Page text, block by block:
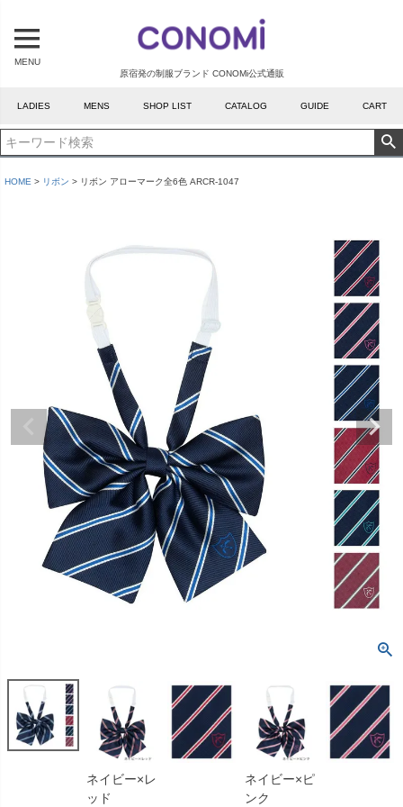
原宿発の制服ブランド CONOMi公式通販
MENU
LADIES MENS SHOP LIST CATALOG GUIDE CART
HOME リボン リボン アローマーク全6色 ARCR-1047
ネイビー×レ
ッド
ネイビー×ピ
ンク